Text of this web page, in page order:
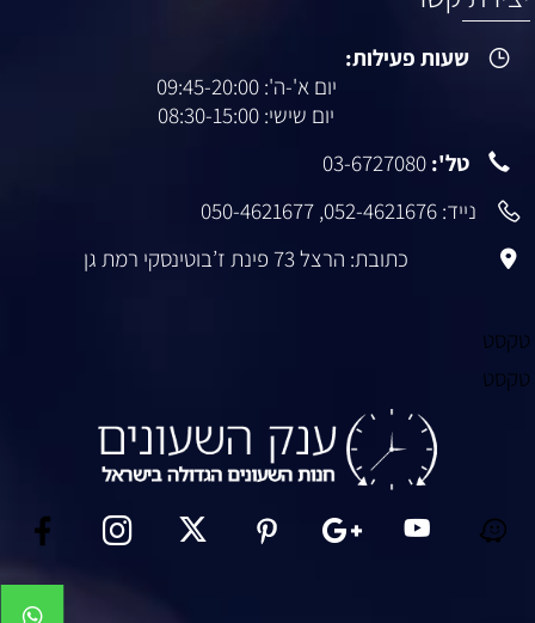
שעות פעילות:
יום א'-ה': 09:45-20:00
יום שישי: 08:30-15:00
טל': 03-6727080
נייד: 052-4621676
,
050-4621677
כתובת: הרצל 73 פינת ז’בוטינסקי רמת גן
טקסט
טקסט